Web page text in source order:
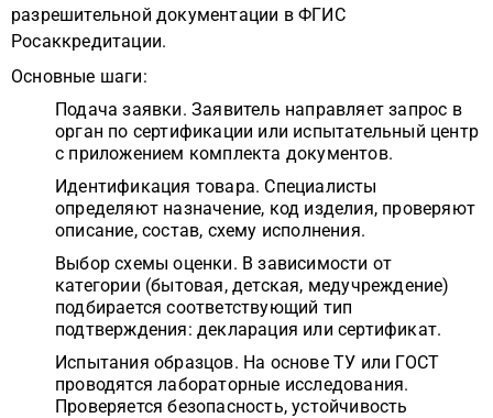
разрешительной документации в ФГИС
Росаккредитации.
Основные шаги:
Подача заявки. Заявитель направляет запрос в
орган по сертификации или испытательный центр
с приложением комплекта документов.
Идентификация товара. Специалисты
определяют назначение, код изделия, проверяют
описание, состав, схему исполнения.
Выбор схемы оценки. В зависимости от
категории (бытовая, детская, медучреждение)
подбирается соответствующий тип
подтверждения: декларация или сертификат.
Испытания образцов. На основе ТУ или ГОСТ
проводятся лабораторные исследования.
Проверяется безопасность, устойчивость